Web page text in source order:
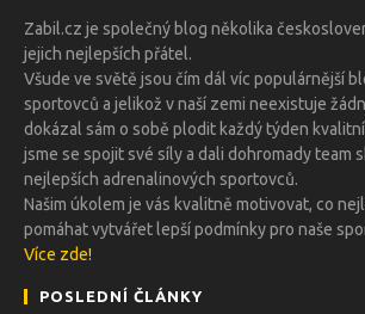
Zabil.cz je společný blog několika
jejich nejlepších přátel.
Všude ve světě jsou čím dál víc populárnější
sportovců a jelikož v naší zemi neexistuje
dokázal sám o sobě plodit každý týden
jsme se spojit své síly a dali dohromady team
nejlepších adrenalinových sportovců.
Našim úkolem je vás kvalitně motivovat, co
pomáhat vytvářet lepší podmínky pro naše
Více zde!
POSLEDNÍ ČLÁNKY